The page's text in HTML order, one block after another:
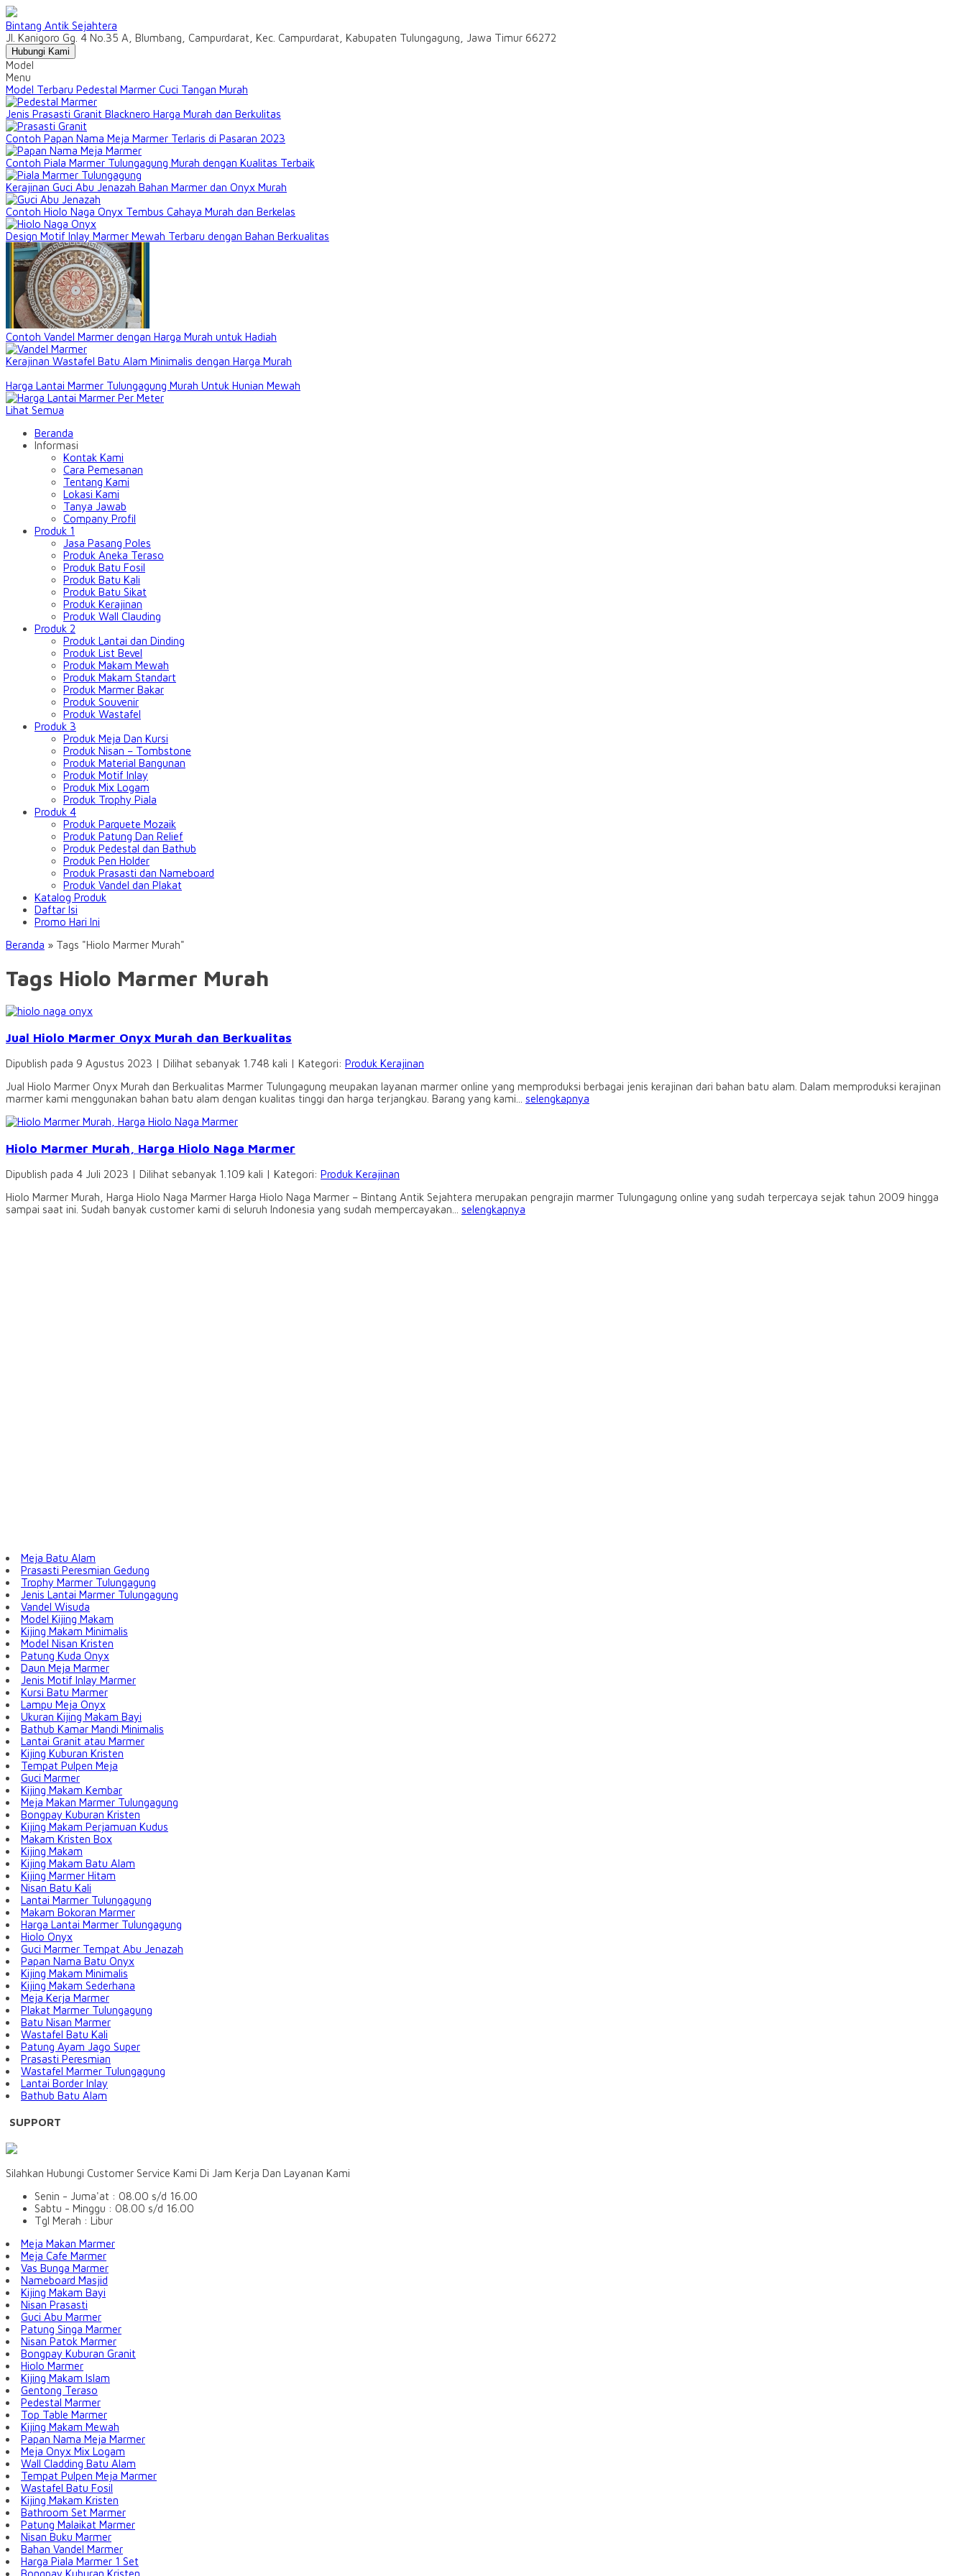
Bintang Antik Sejahtera
Jl. Kanigoro Gg. 4 No.35 A, Blumbang, Campurdarat, Kec. Campurdarat, Kabupaten Tulungagung, Jawa Timur 66272
Hubungi Kami
Model
Menu
Model Terbaru Pedestal Marmer Cuci Tangan Murah
Jenis Prasasti Granit Blacknero Harga Murah dan Berkulitas
Contoh Papan Nama Meja Marmer Terlaris di Pasaran 2023
Contoh Piala Marmer Tulungagung Murah dengan Kualitas Terbaik
Kerajinan Guci Abu Jenazah Bahan Marmer dan Onyx Murah
Contoh Hiolo Naga Onyx Tembus Cahaya Murah dan Berkelas
Design Motif Inlay Marmer Mewah Terbaru dengan Bahan Berkualitas
Contoh Vandel Marmer dengan Harga Murah untuk Hadiah
Kerajinan Wastafel Batu Alam Minimalis dengan Harga Murah
Harga Lantai Marmer Tulungagung Murah Untuk Hunian Mewah
Lihat Semua
Beranda
Informasi
Kontak Kami
Cara Pemesanan
Tentang Kami
Lokasi Kami
Tanya Jawab
Company Profil
Produk 1
Jasa Pasang Poles
Produk Aneka Teraso
Produk Batu Fosil
Produk Batu Kali
Produk Batu Sikat
Produk Kerajinan
Produk Wall Clauding
Produk 2
Produk Lantai dan Dinding
Produk List Bevel
Produk Makam Mewah
Produk Makam Standart
Produk Marmer Bakar
Produk Souvenir
Produk Wastafel
Produk 3
Produk Meja Dan Kursi
Produk Nisan – Tombstone
Produk Material Bangunan
Produk Motif Inlay
Produk Mix Logam
Produk Trophy Piala
Produk 4
Produk Parquete Mozaik
Produk Patung Dan Relief
Produk Pedestal dan Bathub
Produk Pen Holder
Produk Prasasti dan Nameboard
Produk Vandel dan Plakat
Katalog Produk
Daftar Isi
Promo Hari Ini
Beranda » Tags "Hiolo Marmer Murah"
Tags Hiolo Marmer Murah
Jual Hiolo Marmer Onyx Murah dan Berkualitas
Dipublish pada 9 Agustus 2023 | Dilihat sebanyak 1.748 kali | Kategori: Produk Kerajinan
Jual Hiolo Marmer Onyx Murah dan Berkualitas Marmer Tulungagung meupakan layanan marmer online yang memproduksi berbagai jenis kerajinan dari bahan batu alam. Dalam memproduksi kerajinan
marmer kami menggunakan bahan batu alam dengan kualitas tinggi dan harga terjangkau. Barang yang kami... selengkapnya
Hiolo Marmer Murah, Harga Hiolo Naga Marmer
Dipublish pada 4 Juli 2023 | Dilihat sebanyak 1.109 kali | Kategori: Produk Kerajinan
Hiolo Marmer Murah, Harga Hiolo Naga Marmer Harga Hiolo Naga Marmer – Bintang Antik Sejahtera merupakan pengrajin marmer Tulungagung online yang sudah terpercaya sejak tahun 2009 hingga
sampai saat ini. Sudah banyak customer kami di seluruh Indonesia yang sudah mempercayakan... selengkapnya
Meja Batu Alam
Prasasti Peresmian Gedung
Trophy Marmer Tulungagung
Jenis Lantai Marmer Tulungagung
Vandel Wisuda
Model Kijing Makam
Kijing Makam Minimalis
Model Nisan Kristen
Patung Kuda Onyx
Daun Meja Marmer
Jenis Motif Inlay Marmer
Kursi Batu Marmer
Lampu Meja Onyx
Ukuran Kijing Makam Bayi
Bathub Kamar Mandi Minimalis
Lantai Granit atau Marmer
Kijing Kuburan Kristen
Tempat Pulpen Meja
Guci Marmer
Kijing Makam Kembar
Meja Makan Marmer Tulungagung
Bongpay Kuburan Kristen
Kijing Makam Perjamuan Kudus
Makam Kristen Box
Kijing Makam
Kijing Makam Batu Alam
Kijing Marmer Hitam
Nisan Batu Kali
Lantai Marmer Tulungagung
Makam Bokoran Marmer
Harga Lantai Marmer Tulungagung
Hiolo Onyx
Guci Marmer Tempat Abu Jenazah
Papan Nama Batu Onyx
Kijing Makam Minimalis
Kijing Makam Sederhana
Meja Kerja Marmer
Plakat Marmer Tulungagung
Batu Nisan Marmer
Wastafel Batu Kali
Patung Ayam Jago Super
Prasasti Peresmian
Wastafel Marmer Tulungagung
Lantai Border Inlay
Bathub Batu Alam
SUPPORT
Silahkan Hubungi Customer Service Kami Di Jam Kerja Dan Layanan Kami
Senin - Juma'at : 08.00 s/d 16.00
Sabtu - Minggu : 08.00 s/d 16.00
Tgl Merah : Libur
Meja Makan Marmer
Meja Cafe Marmer
Vas Bunga Marmer
Nameboard Masjid
Kijing Makam Bayi
Nisan Prasasti
Guci Abu Marmer
Patung Singa Marmer
Nisan Patok Marmer
Bongpay Kuburan Granit
Hiolo Marmer
Kijing Makam Islam
Gentong Teraso
Pedestal Marmer
Top Table Marmer
Kijing Makam Mewah
Papan Nama Meja Marmer
Meja Onyx Mix Logam
Wall Cladding Batu Alam
Tempat Pulpen Meja Marmer
Wastafel Batu Fosil
Kijing Makam Kristen
Bathroom Set Marmer
Patung Malaikat Marmer
Nisan Buku Marmer
Bahan Vandel Marmer
Harga Piala Marmer 1 Set